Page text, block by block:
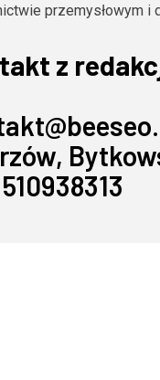
przemysłowym i
z